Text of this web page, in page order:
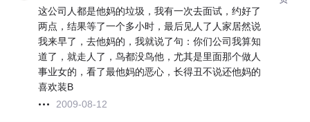
这公司人都是他妈的垃圾，我有一次去面试，约好了
两点，结果等了一个多小时，最后见人了人家居然说
我来早了，去他妈的，我就说了句：你们公司我算知
道了，就走人了，鸟都没鸟他，尤其是里面那个做人
事业女的，看了最他妈的恶心，长得丑不说还他妈的
喜欢装B
2009-08-12